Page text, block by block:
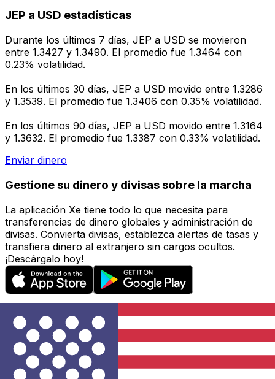
JEP a USD estadísticas
Durante los últimos 7 días, JEP a USD se movieron
entre 1.3427 y 1.3490. El promedio fue 1.3464 con
0.23% volatilidad.
En los últimos 30 días, JEP a USD movido entre 1.3286
y 1.3539. El promedio fue 1.3406 con 0.35% volatilidad.
En los últimos 90 días, JEP a USD movido entre 1.3164
y 1.3632. El promedio fue 1.3387 con 0.33% volatilidad.
Enviar dinero
Gestione su dinero y divisas sobre la marcha
La aplicación Xe tiene todo lo que necesita para
transferencias de dinero globales y administración de
divisas. Convierta divisas, establezca alertas de tasas y
transfiera dinero al extranjero sin cargos ocultos.
¡Descárgalo hoy!